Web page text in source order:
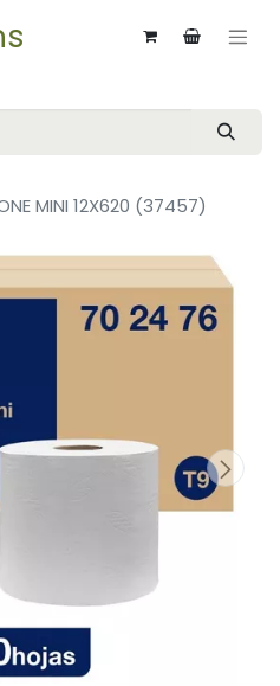
MINI 12X620 (37457)